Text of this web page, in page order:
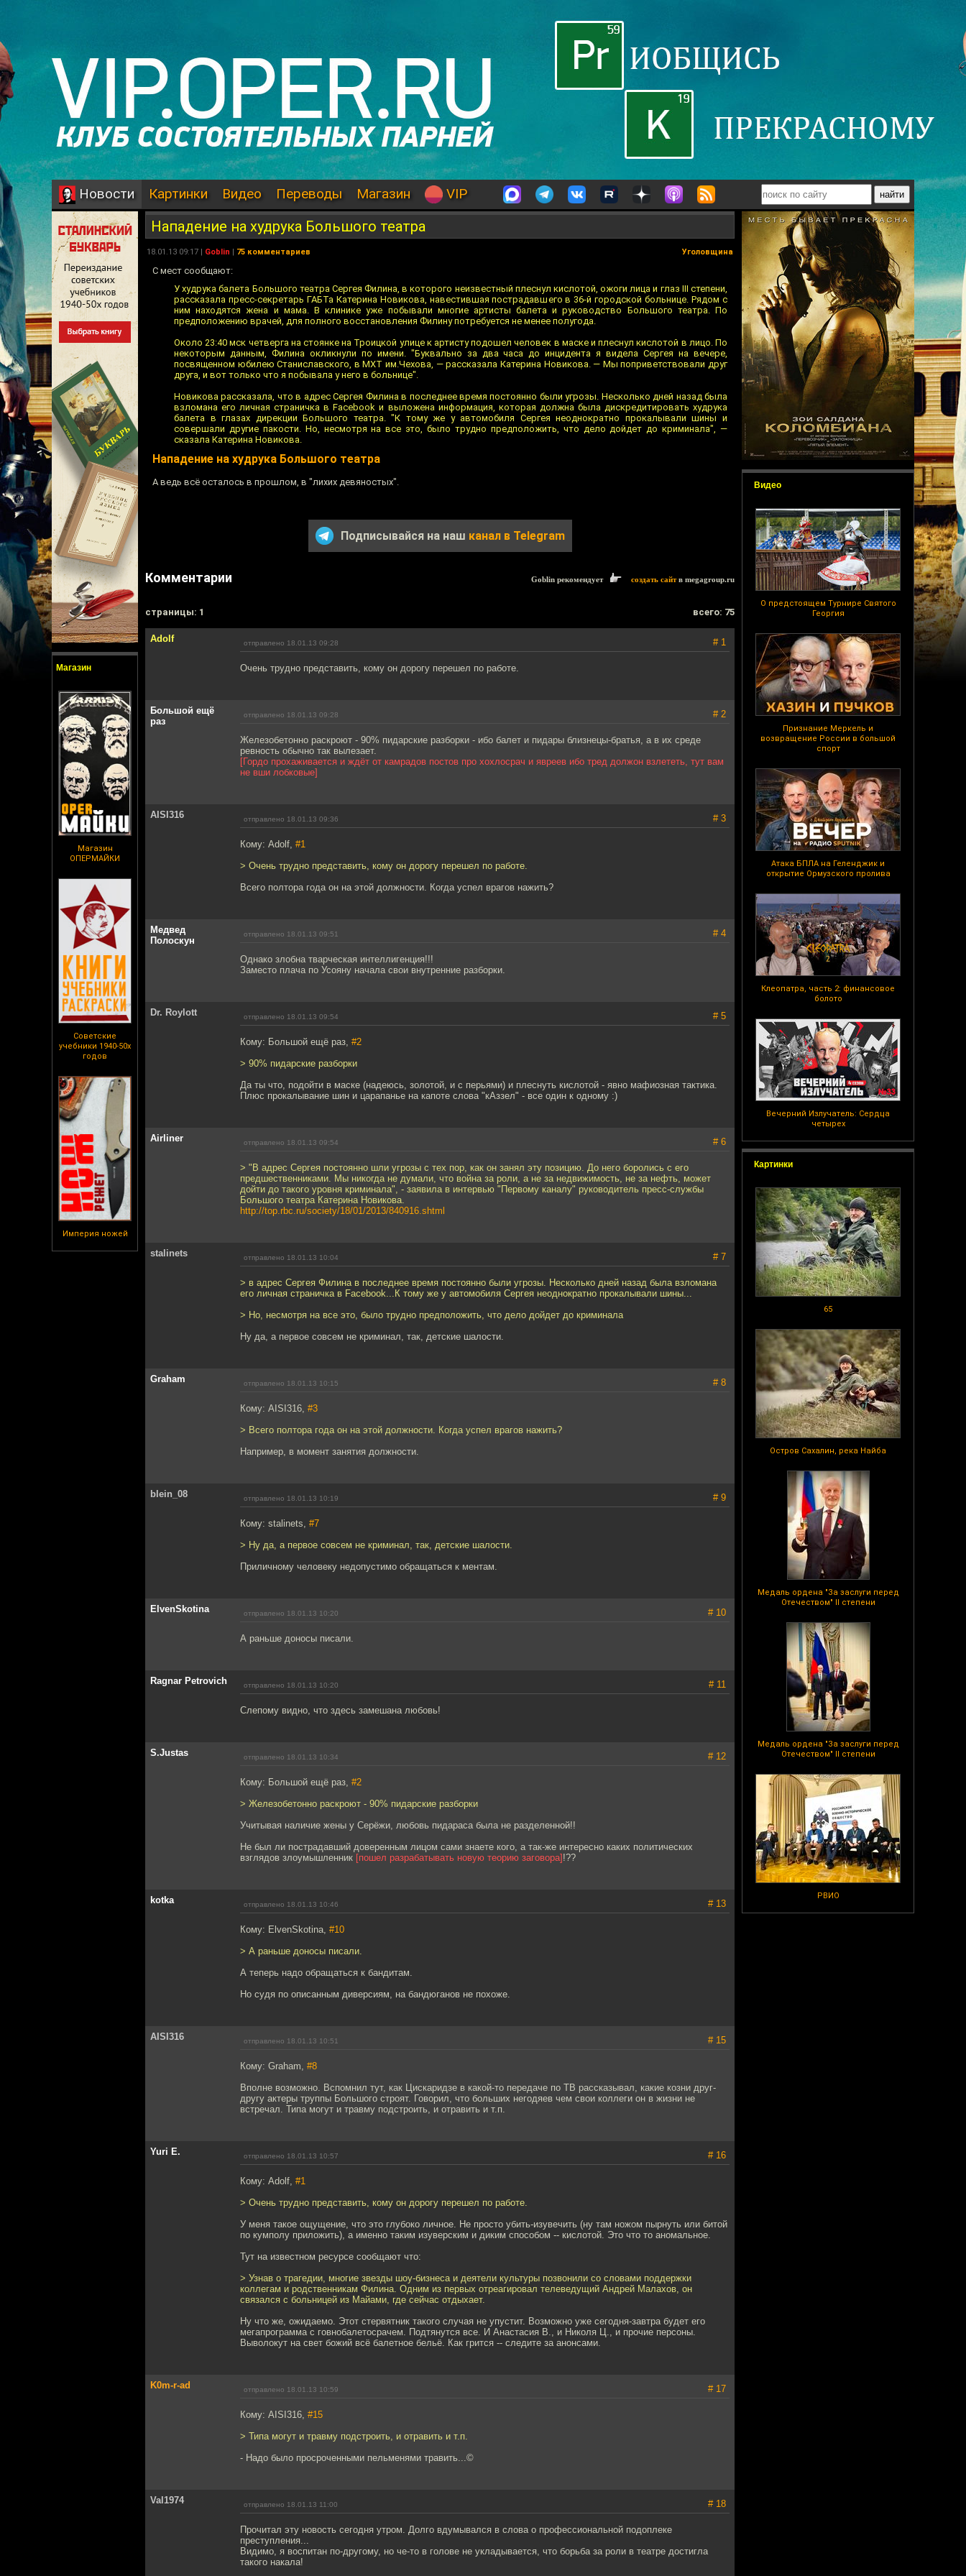
Новости Картинки Видео Переводы Магазин VIP
Магазин
Магазин
ОПЕРМАЙКИ
Советские
учебники 1940-50х
годов
Империя ножей
Видео
О предстоящем Турнире Святого
Георгия
Признание Меркель и
возвращение России в большой
спорт
Атака БПЛА на Геленджик и
открытие Ормузского пролива
Клеопатра, часть 2: финансовое
болото
Вечерний Излучатель: Сердца
четырех
Картинки
65
Остров Сахалин, река Найба
Медаль ордена "За заслуги перед
Отечеством" II степени
Медаль ордена "За заслуги перед
Отечеством" II степени
РВИО
Нападение на худрука Большого театра
18.01.13 09:17 | Goblin | 75 комментариев Уголовщина
С мест сообщают:
У худрука балета Большого театра Сергея Филина, в которого неизвестный плеснул кислотой, ожоги лица и глаз III степени,
рассказала пресс-секретарь ГАБТа Катерина Новикова, навестившая пострадавшего в 36-й городской больнице. Рядом с
ним находятся жена и мама. В клинике уже побывали многие артисты балета и руководство Большого театра. По
предположению врачей, для полного восстановления Филину потребуется не менее полугода.
Около 23:40 мск четверга на стоянке на Троицкой улице к артисту подошел человек в маске и плеснул кислотой в лицо. По
некоторым данным, Филина окликнули по имени. "Буквально за два часа до инцидента я видела Сергея на вечере,
посвященном юбилею Станиславского, в МХТ им.Чехова, — рассказала Катерина Новикова. — Мы поприветствовали друг
друга, и вот только что я побывала у него в больнице".
Новикова рассказала, что в адрес Сергея Филина в последнее время постоянно были угрозы. Несколько дней назад была
взломана его личная страничка в Facebook и выложена информация, которая должна была дискредитировать худрука
балета в глазах дирекции Большого театра. "К тому же у автомобиля Сергея неоднократно прокалывали шины и
совершали другие пакости. Но, несмотря на все это, было трудно предположить, что дело дойдет до криминала", —
сказала Катерина Новикова.
Нападение на худрука Большого театра
А ведь всё осталось в прошлом, в "лихих девяностых".
Подписывайся на наш канал в Telegram
Комментарии Goblin рекомендует создать сайтв megagroup.ru
cтраницы: 1 всего: 75
Adolf отправлено 18.01.13 09:28 # 1
Очень трудно представить, кому он дорогу перешел по работе.
Большой ещё
раз
отправлено 18.01.13 09:28 # 2
Железобетонно раскроют - 90% пидарские разборки - ибо балет и пидары близнецы-братья, а в их среде
ревность обычно так вылезает.
[Гордо прохаживается и ждёт от камрадов постов про хохлосрач и явреев ибо тред должон взлететь, тут вам
не вши лобковые]
AISI316 отправлено 18.01.13 09:36 # 3
Кому: Adolf, #1
> Очень трудно представить, кому он дорогу перешел по работе.
Всего полтора года он на этой должности. Когда успел врагов нажить?
Медвед
Полоскун
отправлено 18.01.13 09:51 # 4
Однако злобна тварческая интеллигенция!!!
Заместо плача по Усояну начала свои внутренние разборки.
Dr. Roylott отправлено 18.01.13 09:54 # 5
Кому: Большой ещё раз, #2
> 90% пидарские разборки
Да ты что, подойти в маске (надеюсь, золотой, и с перьями) и плеснуть кислотой - явно мафиозная тактика.
Плюс прокалывание шин и царапанье на капоте слова "кАззел" - все один к одному :)
Airliner отправлено 18.01.13 09:54 # 6
> "В адрес Сергея постоянно шли угрозы с тех пор, как он занял эту позицию. До него боролись с его
предшественниками. Мы никогда не думали, что война за роли, а не за недвижимость, не за нефть, может
дойти до такого уровня криминала", - заявила в интервью "Первому каналу" руководитель пресс-службы
Большого театра Катерина Новикова.
http://top.rbc.ru/society/18/01/2013/840916.shtml
stalinets отправлено 18.01.13 10:04 # 7
> в адрес Сергея Филина в последнее время постоянно были угрозы. Несколько дней назад была взломана
его личная страничка в Facebook...К тому же у автомобиля Сергея неоднократно прокалывали шины...
> Но, несмотря на все это, было трудно предположить, что дело дойдет до криминала
Ну да, а первое совсем не криминал, так, детские шалости.
Graham отправлено 18.01.13 10:15 # 8
Кому: AISI316, #3
> Всего полтора года он на этой должности. Когда успел врагов нажить?
Например, в момент занятия должности.
blein_08 отправлено 18.01.13 10:19 # 9
Кому: stalinets, #7
> Ну да, а первое совсем не криминал, так, детские шалости.
Приличному человеку недопустимо обращаться к ментам.
ElvenSkotina отправлено 18.01.13 10:20 # 10
А раньше доносы писали.
Ragnar Petrovich отправлено 18.01.13 10:20 # 11
Слепому видно, что здесь замешана любовь!
S.Justas отправлено 18.01.13 10:34 # 12
Кому: Большой ещё раз, #2
> Железобетонно раскроют - 90% пидарские разборки
Учитывая наличие жены у Серёжи, любовь пидараса была не разделенной!!
Не был ли пострадавший доверенным лицом сами знаете кого, а так-же интересно каких политических
взглядов злоумышленник [пошел разрабатывать новую теорию заговора] !??
kotka отправлено 18.01.13 10:46 # 13
Кому: ElvenSkotina, #10
> А раньше доносы писали.
А теперь надо обращаться к бандитам.
Но судя по описанным диверсиям, на бандюганов не похоже.
AISI316 отправлено 18.01.13 10:51 # 15
Кому: Graham, #8
Вполне возможно. Вспомнил тут, как Цискаридзе в какой-то передаче по ТВ рассказывал, какие козни друг-
другу актеры труппы Большого строят. Говорил, что больших негодяев чем свои коллеги он в жизни не
встречал. Типа могут и травму подстроить, и отравить и т.п.
Yuri E. отправлено 18.01.13 10:57 # 16
Кому: Adolf, #1
> Очень трудно представить, кому он дорогу перешел по работе.
У меня такое ощущение, что это глубоко личное. Не просто убить-изувечить (ну там ножом пырнуть или битой
по кумполу приложить), а именно таким изуверским и диким способом -- кислотой. Это что то аномальное.
Тут на известном ресурсе сообщают что:
> Узнав о трагедии, многие звезды шоу-бизнеса и деятели культуры позвонили со словами поддержки
коллегам и родственникам Филина. Одним из первых отреагировал телеведущий Андрей Малахов, он
связался с больницей из Майами, где сейчас отдыхает.
Ну что же, ожидаемо. Этот стервятник такого случая не упустит. Возможно уже сегодня-завтра будет его
мегапрограмма с говнобалетосрачем. Подтянутся все. И Анастасия В., и Николя Ц., и прочие персоны.
Выволокут на свет божий всё балетное бельё. Как грится -- следите за анонсами.
K0m-r-ad отправлено 18.01.13 10:59 # 17
Кому: AISI316, #15
> Типа могут и травму подстроить, и отравить и т.п.
- Надо было просроченными пельменями травить...©
Val1974 отправлено 18.01.13 11:00 # 18
Прочитал эту новость сегодня утром. Долго вдумывался в слова о профессиональной подоплеке
преступления...
Видимо, я воспитан по-другому, но че-то в голове не укладывается, что борьба за роли в театре достигла
такого накала!